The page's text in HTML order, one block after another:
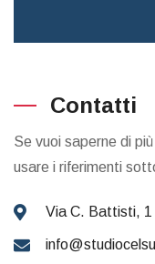
Contatti
Se vuoi saperne di
usare i riferimenti
Via C. Battisti,